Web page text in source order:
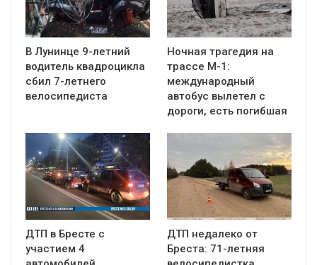
В Лунинце 9-летний
водитель квадроцикла
сбил 7-летнего
велосипедиста
Ночная трагедия на
трассе М-1:
международный
автобус вылетел с
дороги, есть погибшая
ДТП в Бресте с
участием 4
ДТП недалеко от
Бреста: 71-летняя